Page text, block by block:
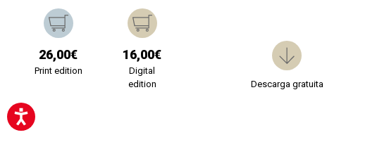
26,00€
Print edition
16,00€
Digital
edition
Descarga gratuita